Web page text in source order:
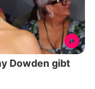
Dowden gibt